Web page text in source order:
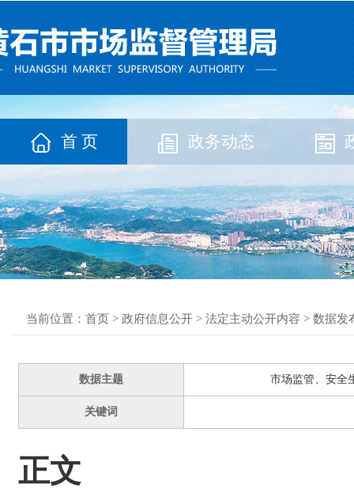
首 页 政务动态
当前位置： 首页 > 政府信息公开 > 法定主动公开内容 > 数据发
数据主题 市场监管、安全
关键词
正文